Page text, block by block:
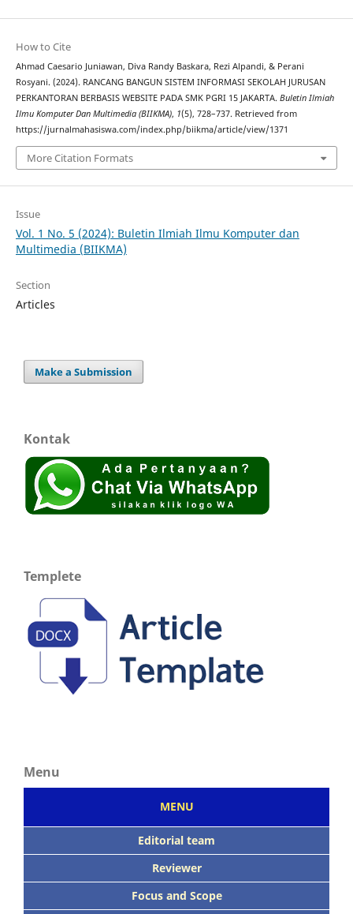
How to Cite
Ahmad Caesario Juniawan, Diva Randy Baskara, Rezi Alpandi, & Perani
Rosyani. (2024). RANCANG BANGUN SISTEM INFORMASI SEKOLAH JURUSAN
PERKANTORAN BERBASIS WEBSITE PADA SMK PGRI 15 JAKARTA. Buletin Ilmiah
Ilmu Komputer Dan Multimedia (BIIKMA), 1(5), 728–737. Retrieved from
https://jurnalmahasiswa.com/index.php/biikma/article/view/1371
More Citation Formats
Issue
Vol. 1 No. 5 (2024): Buletin Ilmiah Ilmu Komputer dan
Multimedia (BIIKMA)
Section
Articles
Make a Submission
Kontak
Templete
Menu
MENU
Editorial team
Reviewer
Focus and Scope